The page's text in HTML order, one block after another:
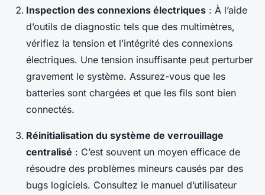
Inspection des connexions électriques : À l’aide
d’outils de diagnostic tels que des multimètres,
vérifiez la tension et l’intégrité des connexions
électriques. Une tension insuffisante peut perturber
gravement le système. Assurez-vous que les
batteries sont chargées et que les fils sont bien
connectés.
Réinitialisation du système de verrouillage
centralisé : C’est souvent un moyen efficace de
résoudre des problèmes mineurs causés par des
bugs logiciels. Consultez le manuel d’utilisateur